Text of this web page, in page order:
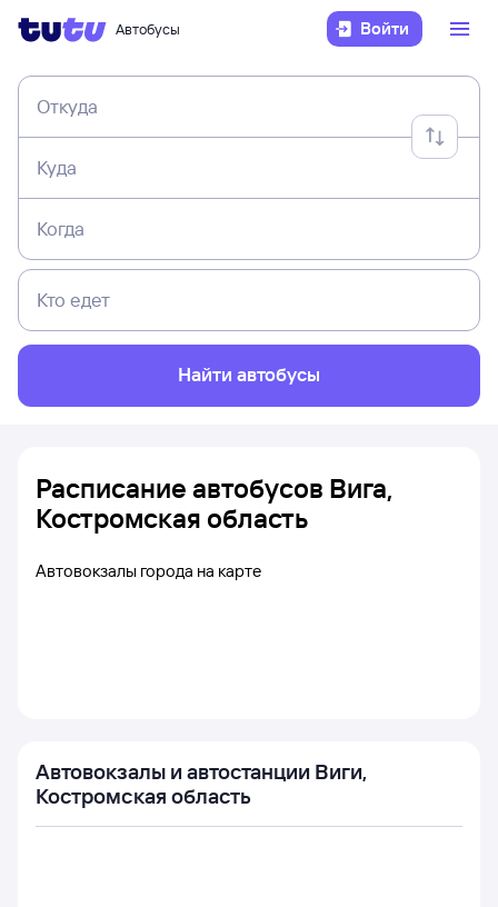
Автобусы Войти
Откуда
Куда
Когда
Кто едет
Найти автобусы
Расписание автобусов Вига,
Костромская область
Автовокзалы города на карте
Автовокзалы и автостанции Виги,
Костромская область